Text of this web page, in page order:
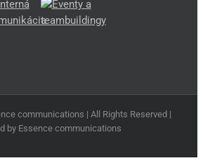
communications | All Rights Reserved |
by Essence communications